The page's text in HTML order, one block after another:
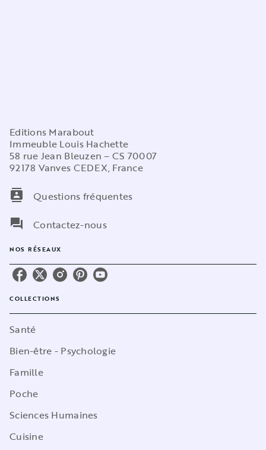
Editions Marabout
Immeuble Louis Hachette
58 rue Jean Bleuzen – CS 70007
92178 Vanves CEDEX, France
contacts
Questions fréquentes
question_answer
Contactez-nous
NOS RÉSEAUX
COLLECTIONS
Santé
Bien-être - Psychologie
Famille
Poche
Sciences Humaines
Cuisine